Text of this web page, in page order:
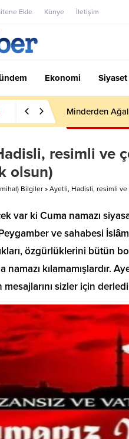
Ekle Künye İletişim
Ekonomi Siyaset
Minderden
resimli ve
olsun)
Bilgiler » Ayetli, Hadisli, resimli ve
var ki Cuma namazı
ve sahabesi
özgürlüklerini bütün
namazı kılamamışlardır.
sizler için